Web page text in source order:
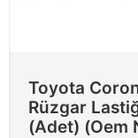
Toyota
Rüzgar
(Adet) (Oem